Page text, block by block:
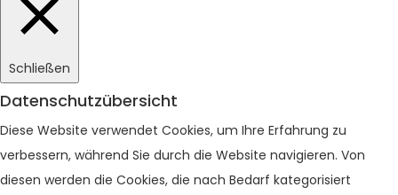
Schließen
Datenschutzübersicht
Diese Website verwendet Cookies, um Ihre Erfahrung zu
verbessern, während Sie durch die Website navigieren. Von
diesen werden die Cookies, die nach Bedarf kategorisiert